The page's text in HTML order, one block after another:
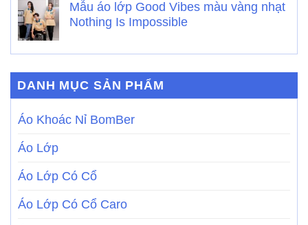
Mẫu áo lớp Good Vibes màu vàng nhạt
Nothing Is Impossible
DANH MỤC SẢN PHẨM
Áo Khoác Nỉ BomBer
Áo Lớp
Áo Lớp Có Cổ
Áo Lớp Có Cổ Caro